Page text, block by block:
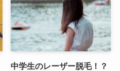
中学生のレーザー脱毛！？